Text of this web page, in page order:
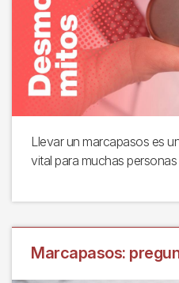
Llevar un marcapasos es
vital para muchas
Marcapasos: